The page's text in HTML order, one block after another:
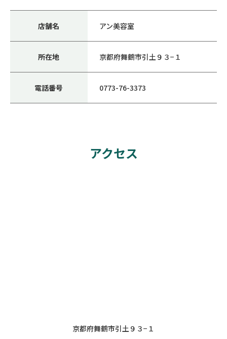
店舗名 アン美容室
所在地 京都府舞鶴市引土９３−１
電話番号 0773-76-3373
アクセス
京都府舞鶴市引土９３−１